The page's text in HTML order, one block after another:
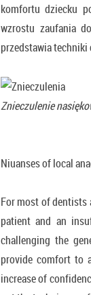
komfortu dziecku
wzrostu zaufania
przedstawia
Znieczulenie
Niuanses of local
For most of dentists
patient and an
challenging the
provide comfort to
increase of